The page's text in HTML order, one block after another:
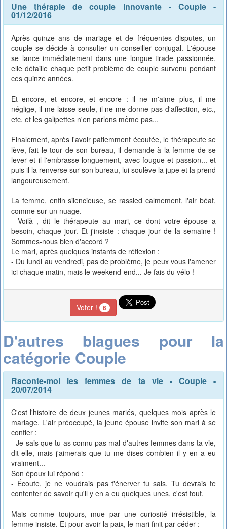
Une thérapie de couple innovante- Couple-
01/12/2016
Après quinze ans de mariage et de fréquentes disputes, un
couple se décide à consulter un conseiller conjugal. L'épouse
se lance immédiatement dans une longue tirade passionnée,
elle détaille chaque petit problème de couple survenu pendant
ces quinze années.
Et encore, et encore, et encore : il ne m'aime plus, il me
néglige, il me laisse seule, il ne me donne pas d'affection, etc.,
etc. et les galipettes n'en parlons même pas...
Finalement, après l'avoir patiemment écoutée, le thérapeute se
lève, fait le tour de son bureau, il demande à la femme de se
lever et il l'embrasse longuement, avec fougue et passion... et
puis il la renverse sur son bureau, lui soulève la jupe et la prend
langoureusement.
La femme, enfin silencieuse, se rassied calmement, l'air béat,
comme sur un nuage.
- Voilà , dit le thérapeute au mari, ce dont votre épouse a
besoin, chaque jour. Et j'insiste : chaque jour de la semaine !
Sommes-nous bien d'accord ?
Le mari, après quelques instants de réflexion :
- Du lundi au vendredi, pas de problème, je peux vous l'amener
ici chaque matin, mais le weekend-end... Je fais du vélo !
Voter ! 6
D'autres blagues pour la
catégorie Couple
Raconte-moi les femmes de ta vie- Couple-
20/07/2014
C'est l'histoire de deux jeunes mariés, quelques mois après le
mariage. L'air préoccupé, la jeune épouse invite son mari à se
confier :
- Je sais que tu as connu pas mal d'autres femmes dans ta vie,
dit-elle, mais j'aimerais que tu me dises combien il y en a eu
vraiment...
Son époux lui répond :
- Écoute, je ne voudrais pas t'énerver tu sais. Tu devrais te
contenter de savoir qu'il y en a eu quelques unes, c'est tout.
Mais comme toujours, mue par une curiosité irrésistible, la
femme insiste. Et pour avoir la paix, le mari finit par céder :